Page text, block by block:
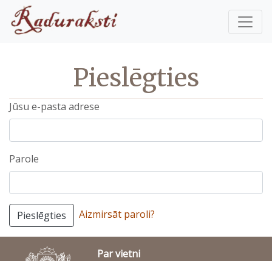
Pieslēgties
Jūsu e-pasta adrese
Parole
Pieslēgties Aizmirsāt paroli?
Par vietni